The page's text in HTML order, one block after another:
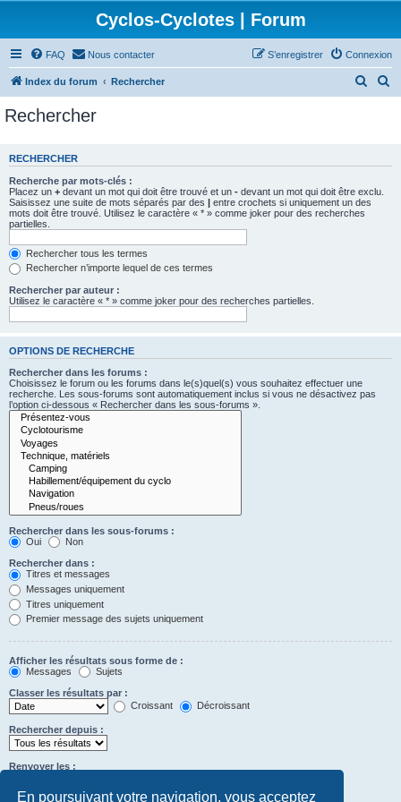
En poursuivant votre navigation, vous acceptez
Cyclos-Cyclotes | Forum
FAQ Nous contacter Connexion
S’enregistrer
Index du forum Rechercher
e
e
r
c
Rechercher
RECHERCHER
Recherche par mots-clés :
Placez un + devant un mot qui doit être trouvé et un - devant un mot qui doit être exclu.
Saisissez une suite de mots séparés par des | entre crochets si uniquement un des
mots doit être trouvé. Utilisez le caractère « * » comme joker pour des recherches
partielles.
Rechercher tous les termes
Rechercher n’importe lequel de ces termes
Rechercher par auteur :
Utilisez le caractère « * » comme joker pour des recherches partielles.
OPTIONS DE RECHERCHE
Rechercher dans les forums :
Choisissez le forum ou les forums dans le(s)quel(s) vous souhaitez effectuer une
recherche. Les sous-forums sont automatiquement inclus si vous ne désactivez pas
l’option ci-dessous « Rechercher dans les sous-forums ».
Rechercher dans les sous-forums :
Oui
Non
Rechercher dans :
Titres et messages
Messages uniquement
Titres uniquement
Premier message des sujets uniquement
Afficher les résultats sous forme de :
Messages
Sujets
Classer les résultats par :
Croissant
Décroissant
Rechercher depuis :
Renvoyer les :